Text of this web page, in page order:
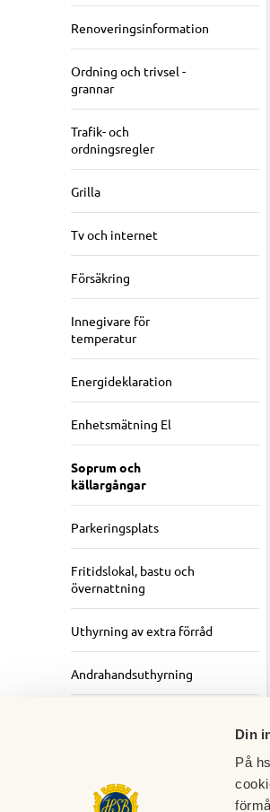
Din
På
Renoveringsinformation
Ordning och trivsel -
grannar
Trafik- och
ordningsregler
Grilla
Tv och internet
Försäkring
Innegivare för
temperatur
Energideklaration
Enhetsmätning El
Soprum och
källargångar
Parkeringsplats
Fritidslokal, bastu och
övernattning
Uthyrning av extra förråd
Andrahandsuthyrning